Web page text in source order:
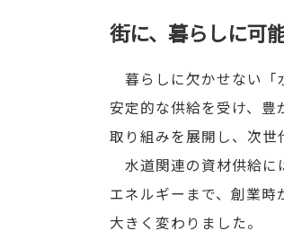
街に、暮らしに可
暮らしに欠かせない「
安定的な供給を受け、
取り組みを展開し、次世
水道関連の資材供給に
エネルギーまで、創業
大きく変わりました。